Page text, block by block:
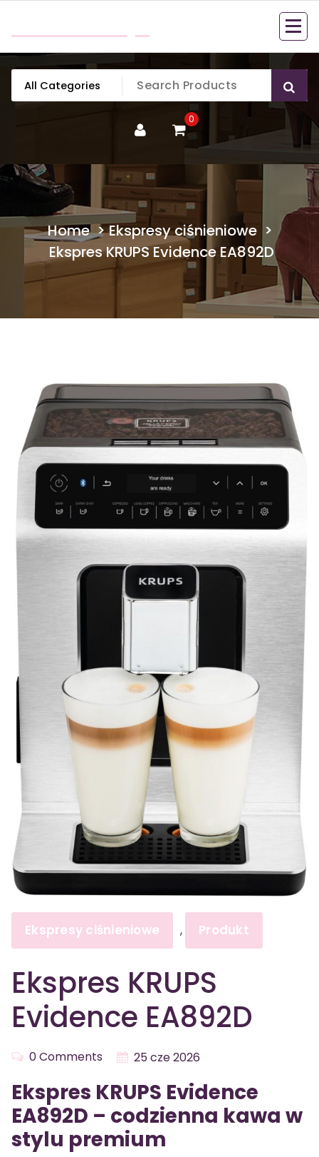
content
0
Home>Ekspresy ciśnieniowe>
Ekspres KRUPS Evidence EA892D
Ekspresy ciśnieniowe , Produkt
Ekspres KRUPS
Evidence EA892D
0 Comments 25 cze 2026
Ekspres KRUPS Evidence
EA892D – codzienna kawa w
stylu premium